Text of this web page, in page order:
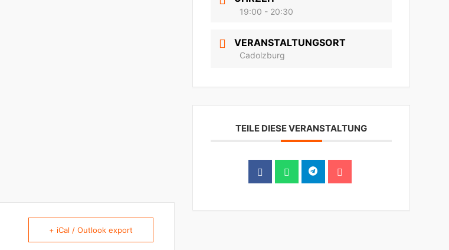
+ iCal / Outlook export
19:00 - 20:30
VERANSTALTUNGSORT
Cadolzburg
TEILE DIESE VERANSTALTUNG